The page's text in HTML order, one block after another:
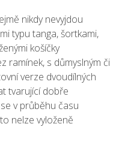
nikdy nevyjdou
typu tanga, šortkami,
košíčky
ramínek, s důmyslným či
verze dvoudílných
tvarující dobře
v průběhu času
nelze vyloženě